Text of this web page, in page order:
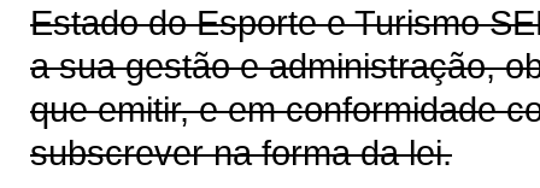
Estado do Esporte e Turismo
a sua gestão e administração,
que emitir, e em conformidade
subscrever na forma da lei.